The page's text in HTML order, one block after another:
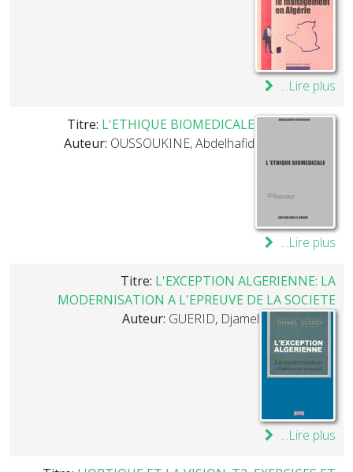
Lire plus...
Titre: L'ETHIQUE BIOMEDICALE
Auteur: OUSSOUKINE, Abdelhafid
Lire plus...
Titre: L'EXCEPTION ALGERIENNE: LA
MODERNISATION A L'EPREUVE DE LA SOCIETE
Auteur: GUERID, Djamel
Lire plus...